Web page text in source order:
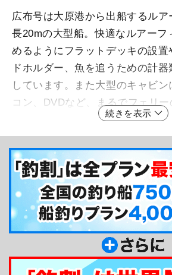
広布号は大原港から出船するルア
長20mの大型船。快適なルアーフ
めるようにフラットデッキの設置
ドホルダー、魚を追うための計
しています。また大型のキャビ
コン、DVDなど、まるでフェリ
空間のなか寛ぐことができます。
は外房エリアで唯一無二「アン
ロ」を搭載しています。これに
軽減されるため船酔いで船釣り
え安心してご乗船いただけます
い訳ではありません）。助手付き
トも万全な広布号でぜひ外房の
をお楽しみください。
釣り船からのメッセー
続きを表示